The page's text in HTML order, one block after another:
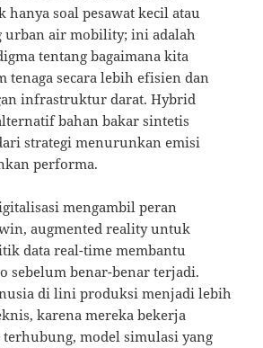
soal pesawat kecil atau
urban air mobility; ini adalah
tentang bagaimana kita
tenaga secara lebih efisien dan
infrastruktur darat. Hybrid
bahan bakar sintetis
strategi menurunkan emisi
performa.
mengambil peran
augmented reality untuk
data real-time membantu
sebelum benar-benar terjadi.
di lini produksi menjadi lebih
karena mereka bekerja
terhubung, model simulasi yang